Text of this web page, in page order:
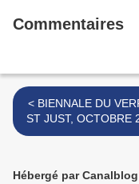
Commentaires
< BIENNALE DU VERRE -
ST JUST, OCTOBRE
Hébergé par Canalblog